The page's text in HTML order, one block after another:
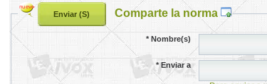
Comparte la norma
*Nombre(s)
*Enviar a